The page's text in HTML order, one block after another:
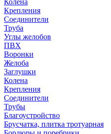
Колена
Крепления
Соединители
Труба
Углы желобов
ПВХ
Воронки
Желоба
Заглушки
Колена
Крепления
Соединители
Трубы
Благоустройство
Брусчатка, плитка тротуарная